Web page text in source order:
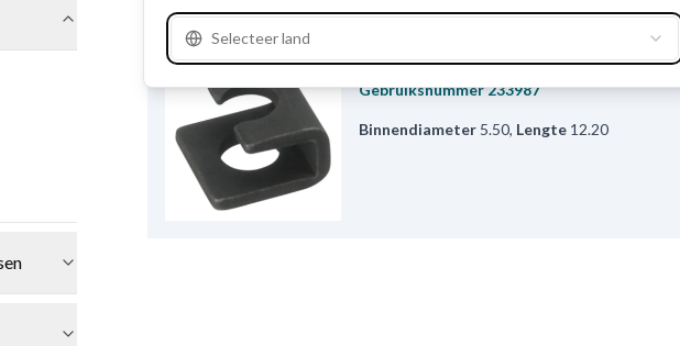
F032233987 - Statorwikkeling
Gebruiksnummer233987
Binnendiameter 5.50, Lengte 12.20
Selecteer land